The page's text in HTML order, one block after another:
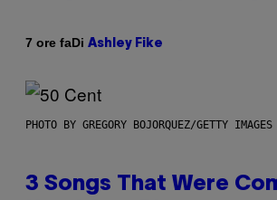
7 ore faDi Ashley Fike
PHOTO BY GREGORY BOJORQUEZ/GETTY IMAGES
3 Songs That Were